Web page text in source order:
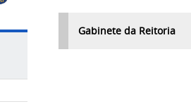
Gabinete da Reitoria